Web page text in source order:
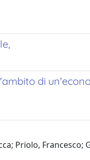
di
Priolo, Francesco;